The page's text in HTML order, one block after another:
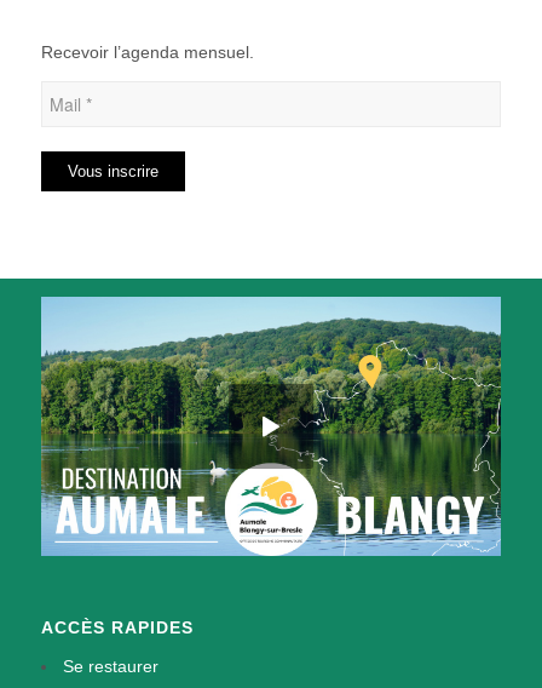
Recevoir l’agenda mensuel.
ACCÈS RAPIDES
Se restaurer